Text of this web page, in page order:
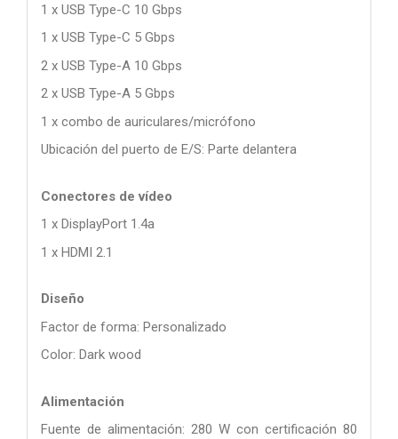
1 x USB Type-C 10 Gbps
1 x USB Type-C 5 Gbps
2 x USB Type-A 10 Gbps
2 x USB Type-A 5 Gbps
1 x combo de auriculares/micrófono
Ubicación del puerto de E/S: Parte delantera
Conectores de vídeo
1 x DisplayPort 1.4a
1 x HDMI 2.1
Diseño
Factor de forma: Personalizado
Color: Dark wood
Alimentación
Fuente de alimentación: 280 W con certificación 80